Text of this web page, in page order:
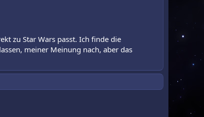
zu Star Wars passt. Ich finde die
meiner Meinung nach, aber das